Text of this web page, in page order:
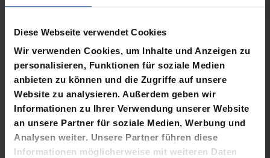
Diese Webseite verwendet Cookies
Wir verwenden Cookies, um Inhalte und Anzeigen zu
personalisieren, Funktionen für soziale Medien
anbieten zu können und die Zugriffe auf unsere
Website zu analysieren. Außerdem geben wir
Informationen zu Ihrer Verwendung unserer Website
an unsere Partner für soziale Medien, Werbung und
Analysen weiter. Unsere Partner führen diese
Informationen möglicherweise mit weiteren Daten
PLÜSCHBALL LOGO
GROSS
14,95 €
PIZZASCHNEIDER KSC
12,95 €